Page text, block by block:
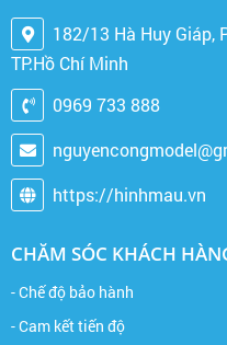
182/13 Hà Huy Giáp,
TP.Hồ Chí Minh
0969 733 888
https://hinhmau.vn
CHĂM SÓC KHÁCH
- Chế độ bảo hành
- Cam kết tiến độ